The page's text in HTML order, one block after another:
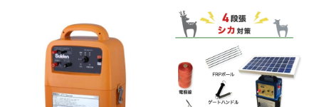
them may be asking
outside...
成に繋がると共に、分蜂
が成功した際には希少な
ニホンミツバチの蜜をご
自宅で楽しめます。興味
をお持ちの方は多いです
が、独学では踏み出しに